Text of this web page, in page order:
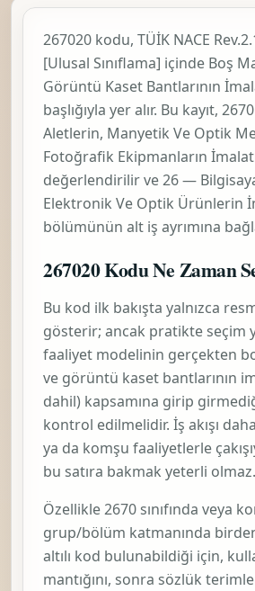
267020 kodu, TÜİK NACE
[Ulusal Sınıflama] içinde Boş
Görüntü Kaset Bantlarının
başlığıyla yer alır. Bu kayıt,
Aletlerin, Manyetik Ve Optik
Fotoğrafik Ekipmanların
değerlendirilir ve26 —
Elektronik Ve Optik Ürünlerin
bölümünün alt iş ayrımına
267020 Kodu Ne Zaman
Bu kod ilk bakışta yalnızca
gösterir; ancak pratikte seçim
faaliyet modelinin gerçekten
ve görüntü kaset bantlarının
dahil) kapsamına girip
kontrol edilmelidir. İş akışı
ya da komşu faaliyetlerle
bu satıra bakmak yeterli olmaz.
Özellikle 2670 sınıfında veya
grup/bölüm katmanında
altılı kod bulunabildiği için,
mantığını, sonra sözlük